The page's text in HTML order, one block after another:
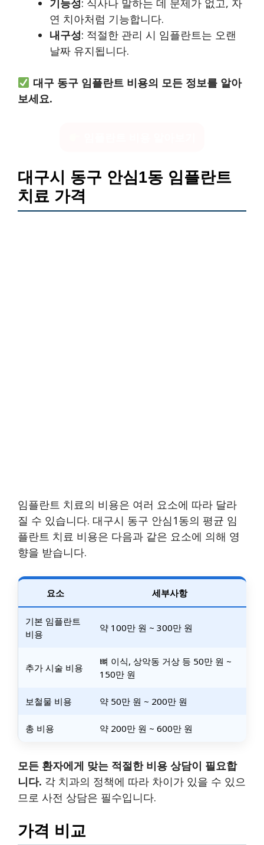
기능성: 식사나 말하는 데 문제가 없고, 자
연 치아처럼 기능합니다.
내구성: 적절한 관리 시 임플란트는 오랜
날짜 유지됩니다.
대구 동구 임플란트 비용의 모든 정보를 알아
보세요.
대구시 동구 안심1동 임플란트
치료 가격
임플란트 치료의 비용은 여러 요소에 따라 달라
질 수 있습니다. 대구시 동구 안심1동의 평균 임
플란트 치료 비용은 다음과 같은 요소에 의해 영
향을 받습니다.
요소 세부사항
기본 임플란트
비용
약 100만 원 ~ 300만 원
추가 시술 비용
뼈 이식, 상악동 거상 등 50만 원 ~
150만 원
보철물 비용 약 50만 원 ~ 200만 원
총 비용 약 200만 원 ~ 600만 원
모든 환자에게 맞는 적절한 비용 상담이 필요합
니다. 각 치과의 정책에 따라 차이가 있을 수 있으
므로 사전 상담은 필수입니다.
가격 비교